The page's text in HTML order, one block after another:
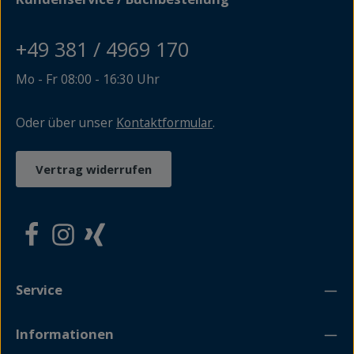
für die pommersche Geschichte vor. Ein jeder bekommt
Porträtierten orientiert sich an den vorliegenden
biografischen Informationen und an ihrer historischen
begeistert Geschichte!
+49 381 / 4969 170
Mo - Fr 08:00 - 16:30 Uhr
Oder über unser Kontaktformular.
Vertrag widerrufen
Service
Informationen